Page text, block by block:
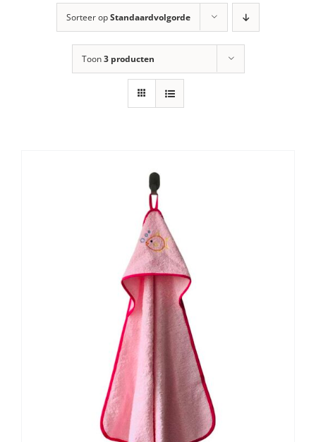
Sorteer opStandaardvolgorde
Toon3 producten